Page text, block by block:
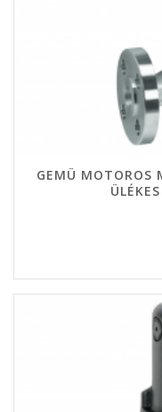
GEMÜ MOTOROS